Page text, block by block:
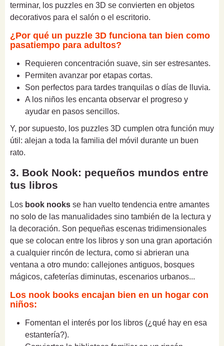
terminar, los puzzles en 3D se convierten en objetos
decorativos para el salón o el escritorio.
¿Por qué un puzzle 3D funciona tan bien como
pasatiempo para adultos?
Requieren concentración suave, sin ser estresantes.
Permiten avanzar por etapas cortas.
Son perfectos para tardes tranquilas o días de lluvia.
A los niños les encanta observar el progreso y
ayudar en pasos sencillos.
Y, por supuesto, los puzzles 3D cumplen otra función muy
útil: alejan a toda la familia del móvil durante un buen
rato.
3. Book Nook: pequeños mundos entre
tus libros
Los book nooks se han vuelto tendencia entre amantes
no solo de las manualidades sino también de la lectura y
la decoración. Son pequeñas escenas tridimensionales
que se colocan entre los libros y son una gran aportación
a cualquier rincón de lectura, como si abrieran una
ventana a otro mundo: callejones antiguos, bosques
mágicos, cafeterías diminutas, escenarios urbanos...
Los nook books encajan bien en un hogar con
niños:
Fomentan el interés por los libros (¿qué hay en esa
estantería?).